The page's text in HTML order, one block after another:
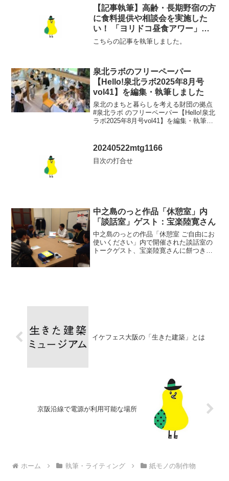
【記事執筆】高齢・長期野宿の方
に食料提供や相談会を実施した
い！ 「ヨリドコ昼食アワー」レ
ポート
こちらの記事を執筆しました。
泉北ラボのフリーペーパー
【Hello!泉北ラボ2025年8月号
vol41】を編集・執筆しました
泉北のまちと暮らしを考える財団の拠点
#泉北ラボ のフリーペーパー【Hello!泉北
ラボ2025年8月号vol41】を編集・執筆し
20240522mtg1166
目次の打合せ
中之島のっと作品「休憩室」内
「談話室」ゲスト：宝楽陸寛さん
中之島のっとの作品「休憩室 ご自由にお
使いください」内で開催された談話室の
トークゲスト、宝楽陸寛さんに餅つきに
イケフェス大阪の「生きた建築」とは
京阪沿線で電源が利用可能な場所
ホーム 執筆・ライティング 紙モノの制作物